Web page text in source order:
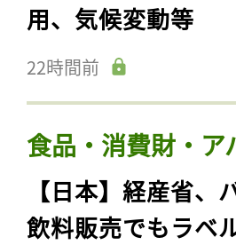
用、気候変動等
22時間前
食品・消費財・ア
【日本】経産省、
飲料販売でもラベ